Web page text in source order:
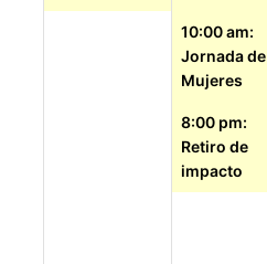
10:00 am:
Jornada de
Mujeres
8:00 pm:
Retiro de
impacto